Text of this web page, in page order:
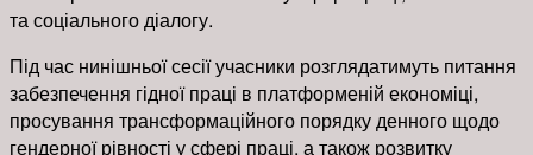
та соціального діалогу.
Під час нинішньої сесії учасники розглядатимуть питання
забезпечення гідної праці в платформеній економіці,
просування трансформаційного порядку денного щодо
гендерної рівності у сфері праці, а також розвитку